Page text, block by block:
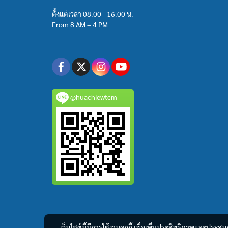
ตั้งแต่เวลา 08.00 - 16.00 น.
From 8 AM – 4 PM
@huachiewtcm